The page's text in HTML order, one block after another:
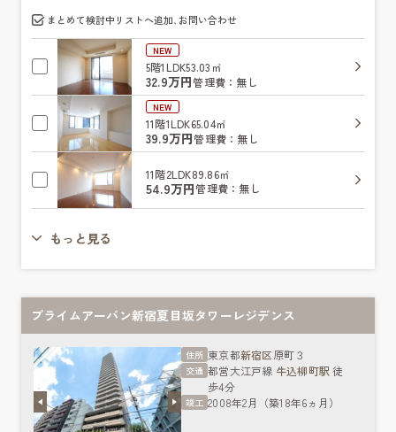
まとめて検討中リストへ追加､お問い合わせ
NEW
5階1LDK53.03㎡
32.9万円管理費：無し
NEW
11階1LDK65.04㎡
39.9万円管理費：無し
11階2LDK89.86㎡
54.9万円管理費：無し
もっと見る
プライムアーバン新宿夏目坂タワーレジデンス
住所 東京都新宿区原町３
交通 都営大江戸線 牛込柳町駅 徒
歩4分
竣工 2008年2月（築18年6ヵ月）